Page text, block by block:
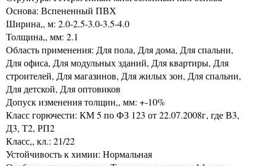
Основа: Вспененный ПВХ
Ширина,, м: 2.0-2.5-3.0-3.5-4.0
Толщина,, мм: 2.1
Область применения: Для пола, Для дома, Для спальни,
Для офиса, Для модульных зданий, Для квартиры, Для
строителей, Для магазинов, Для жилых зон, Для спальни,
Для детской, Для оптовиков
Допуск изменения толщин,, мм: +-10%
Класс горючести: КМ 5 по ФЗ 123 от 22.07.2008г, где В3,
Д3, Т2, РП2
Класс,, кл.: 21/22
Устойчивость к химии: Нормальная